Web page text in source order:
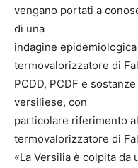
vengano portati a
di una
indagine
termovalorizzatore di
PCDD, PCDF e
versiliese, con
particolare riferimento
termovalorizzatore di
«La Versilia è colpita da